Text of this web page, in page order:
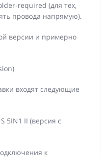
required (для тех,
провода напрямую).
версии и примерно
входят следующие
​​5IN1 II (версия с
к